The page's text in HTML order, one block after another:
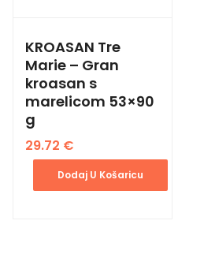
KROASAN Tre
Marie – Gran
kroasan s
marelicom 53×90
g
29.72 €
Dodaj U Košaricu